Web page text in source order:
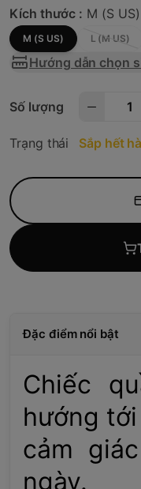
Kích thước : M (S US)
M (S US) L (M US)
Hướng dẫn chọn
Số lượng
Trạng thái Sắp hết
Đặc điểm nổi bật
Chiếc
hướng
cảm
ngày.